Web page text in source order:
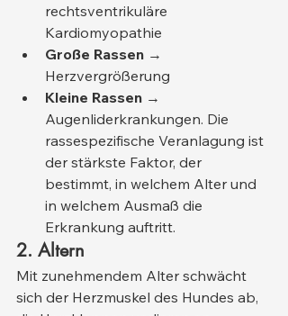
rechtsventrikuläre
Kardiomyopathie
Große Rassen →
Herzvergrößerung
Kleine Rassen →
Augenliderkrankungen. Die
rassespezifische Veranlagung ist
der stärkste Faktor, der
bestimmt, in welchem Alter und
in welchem Ausmaß die
Erkrankung auftritt.
2. Altern
Mit zunehmendem Alter schwächt
sich der Herzmuskel des Hundes ab,